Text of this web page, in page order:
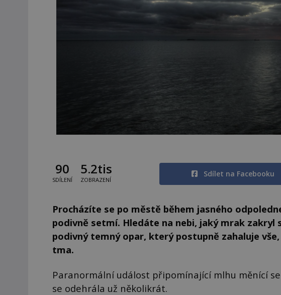
90
SDÍLENÍ
5.2tis
ZOBRAZENÍ
Sdílet na Facebooku
Procházíte se po městě během jasného
podivně setmí. Hledáte na nebi, jaký mrak
podivný temný opar, který postupně zahaluje
tma.
Paranormální událost připomínající mlhu měnící
se odehrála už několikrát.